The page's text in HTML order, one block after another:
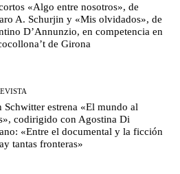
«Algo entre nosotros», de
A. Schurjin y «Mis olvidados», de
D’Annunzio, en competencia en
de Girona
Schwitter estrena «El mundo al
codirigido con Agostina Di
«Entre el documental y la ficción
tantas fronteras»